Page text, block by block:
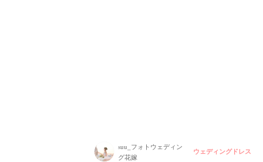
suu_フォトウェディン
グ花嫁
ウェディングドレス